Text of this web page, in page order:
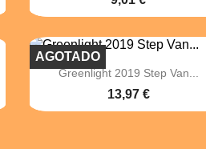
 Vista rápida
Greenlight 2019 Step Van...
13,97 €
AGOTADO